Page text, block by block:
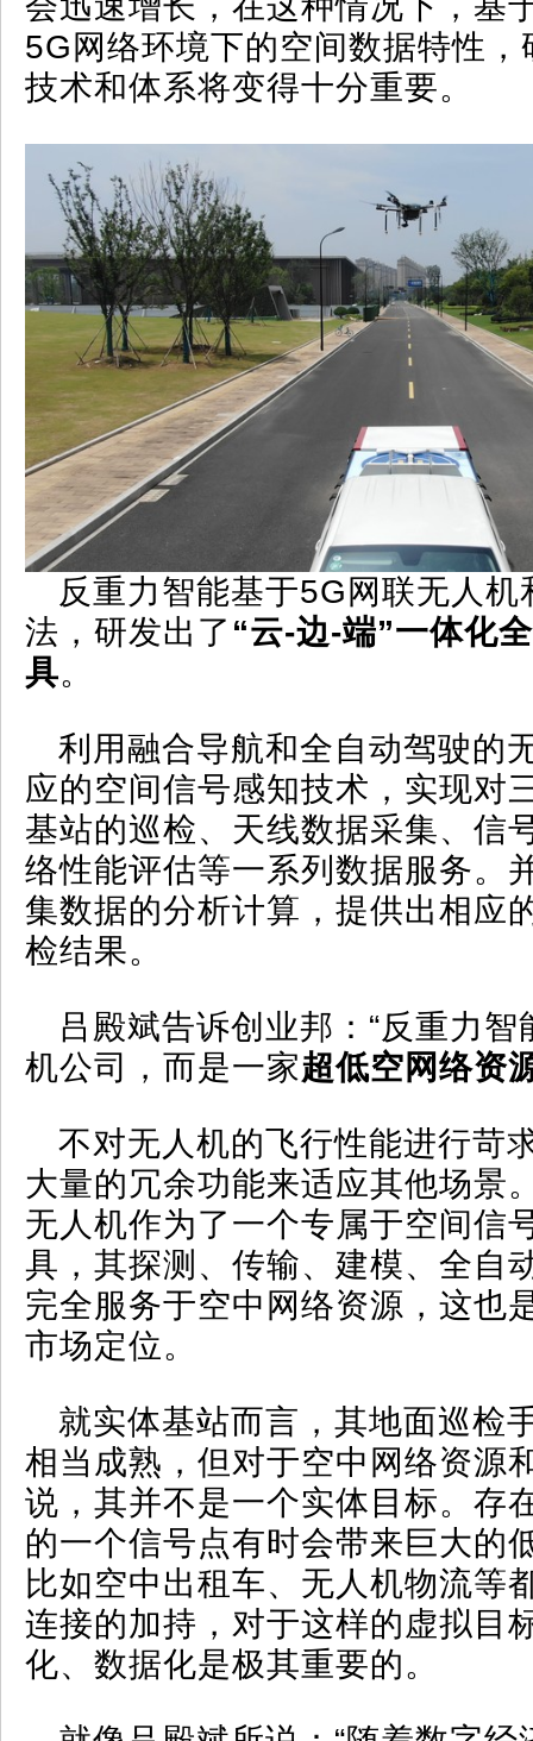
5G网络环境下的空间数据特性
技术和体系将变得十分重要。
反重力智能基于5G网联无人机
法，研发出了 “云-边-端”一体化
具。
利用融合导航和全自动驾驶的
应的空间信号感知技术，实现对
基站的巡检、天线数据采集、信
络性能评估等一系列数据服务。
集数据的分析计算，提供出相应
检结果。
吕殿斌告诉创业邦：“反重力
机公司，而是一家超低空网络资
不对无人机的飞行性能进行苛
大量的冗余功能来适应其他场景
无人机作为了一个专属于空间信
具，其探测、传输、建模、全自
完全服务于空中网络资源，这也
市场定位。
就实体基站而言，其地面巡检
相当成熟，但对于空中网络资源
说，其并不是一个实体目标。存
的一个信号点有时会带来巨大的
比如空中出租车、无人机物流等
连接的加持，对于这样的虚拟目
化、数据化是极其重要的。